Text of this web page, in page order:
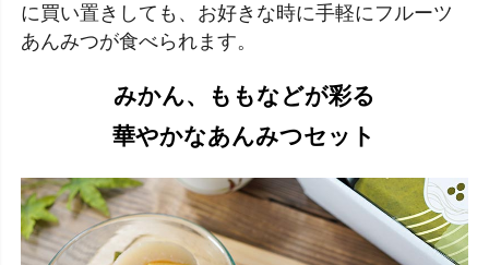
に買い置きしても、お好きな時に手軽にフルーツ
あんみつが食べられます。
みかん、ももなどが彩る
華やかなあんみつセット